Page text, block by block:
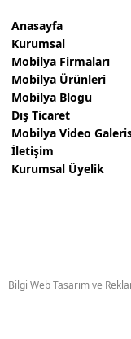
Anasayfa
Kurumsal
Mobilya Firmaları
Mobilya Ürünleri
Mobilya Blogu
Dış Ticaret
Mobilya Video
İletişim
Kurumsal Üyelik
Bilgi Web Tasarım ve